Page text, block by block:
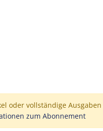
oder vollständige
zum Abonnement